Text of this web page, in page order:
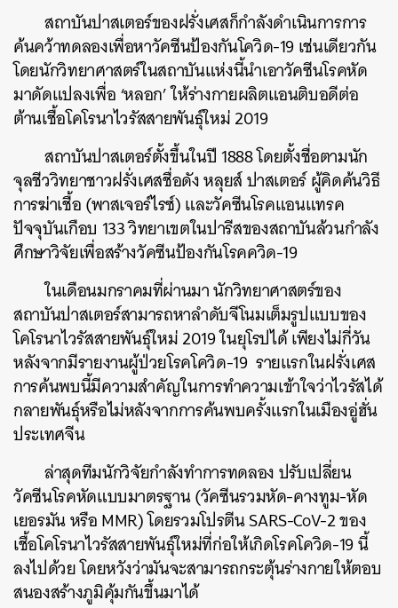
สถาบันปาสเตอร์ของฝรั่งเศสก็กำลังดำเนินการการ
ค้นคว้าทดลองเพื่อหาวัคซีนป้องกันโควิด-19 เช่นเดียวกัน
โดยนักวิทยาศาสตร์ในสถาบันแห่งนี้นำเอาวัคซีนโรคหัด
มาดัดแปลงเพื่อ‘หลอก’ให้ร่างกายผลิตแอนติบอดีต่อ
ต้านเชื้อโคโรนาไวรัสสายพันธุ์ใหม่ 2019
สถาบันปาสเตอร์ตั้งขึ้นในปี1888โดยตั้งชื่อตามนัก
จุลชีววิทยาชาวฝรั่งเศสชื่อดัง หลุยส์ ปาสเตอร์ ผู้คิดค้นวิธี
การฆ่าเชื้อ (พาสเจอร์ไรซ์) และวัคซีนโรคแอนแทรค
ปัจจุบันเกือบ 133วิทยาเขตในปารีสของสถาบันล้วนกำลัง
ศึกษาวิจัยเพื่อสร้างวัคซีนป้องกันโรคควิด-19
ในเดือนมกราคมที่ผ่านมา นักวิทยาศาสตร์ของ
สถาบันปาสเตอร์สามารถหาลำดับจีโนมเต็มรูปแบบของ
โคโรนาไวรัสสายพันธุ์ใหม่ 2019 ในยุโรปได้ เพียงไม่กี่วัน
หลังจากมีรายงานผู้ป่วยโรคโควิด-19 รายแรกในฝรั่งเศส
การค้นพบนี้มีความสำคัญในการทำความเข้าใจว่าไวรัสได้
กลายพันธุ์หรือไม่หลังจากการค้นพบครั้งแรกในเมืองอู่ฮั่น
ประเทศจีน
ล่าสุดทีมนักวิจัยกำลังทำการทดลอง ปรับเปลี่ยน
วัคซีนโรคหัดแบบมาตรฐาน (วัคซีนรวมหัด-คางทูม-หัด
เยอรมัน หรือ MMR) โดยรวมโปรตีนSARS-CoV-2ของ
เชื้อโคโรนาไวรัสสายพันธุ์ใหม่ที่ก่อให้เกิดโรคโควิด-19นี้
ลงไปด้วยโดยหวังว่ามันจะสามารถกระตุ้นร่างกายให้ตอบ
สนองสร้างภูมิคุ้มกันขึ้นมาได้